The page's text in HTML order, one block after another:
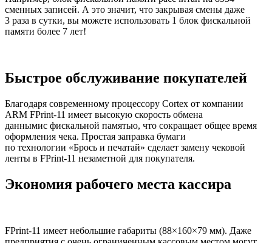
сменных записей. А это значит, что закрывая смены даже
3 раза в сутки, вы можете использовать 1 блок фискальной
памяти более 7 лет!
Быстрое обслуживание покупателей
Благодаря современному процессору Cortex от компании
ARM FPrint-11 имеет высокую скорость обмена
даннымис фискальной памятью, что сокращает общее время
оформления чека. Простая заправка бумаги
по технологии «Брось и печатай» сделает замену чековой
ленты в FPrint-11 незаметной для покупателя.
Экономия рабочего места кассира
FPrint-11 имеет небольшие габариты (88×160×79 мм). Даже